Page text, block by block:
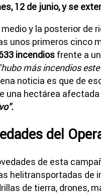
12 de junio, y se
y la posterior de
unos primeros cinco
incendios frente a
"hubo más incendios
noticia es que de
una hectárea afectada
del
de esta
helitransportadas de
de tierra, drones,